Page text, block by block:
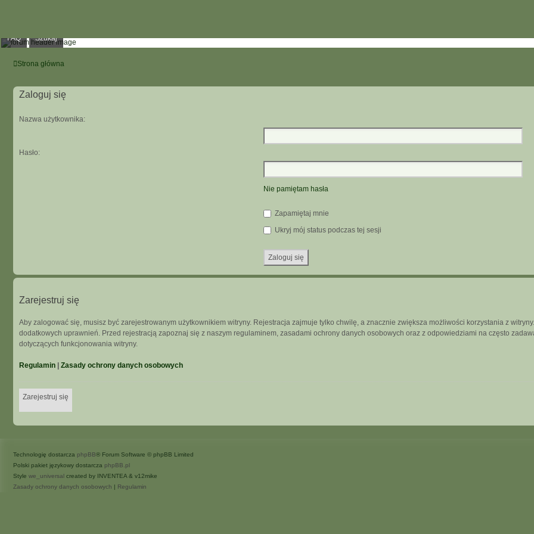
FAQ Szukaj
Strona główna
Zaloguj się
Nazwa użytkownika:
Hasło:
Nie pamiętam hasła
Zapamiętaj mnie
Ukryj mój status podczas tej sesji
Zarejestruj się
Aby zalogować się, musisz być zarejestrowanym użytkownikiem witryny. Rejestracja zajmuje tylko chwilę, a znacznie zwiększa możliwości korzystania z
dodatkowych uprawnień. Przed rejestracją zapoznaj się z naszym regulaminem, zasadami ochrony danych osobowych oraz z odpowiedziami na często
dotyczących funkcjonowania witryny.
Regulamin Zasady ochrony danych osobowych
Zarejestruj się
Technologię dostarcza phpBB® Forum Software © phpBB Limited
Polski pakiet językowy dostarcza phpBB.pl
Style we_universal created by INVENTEA & v12mike
Zasady ochrony danych osobowych | Regulamin